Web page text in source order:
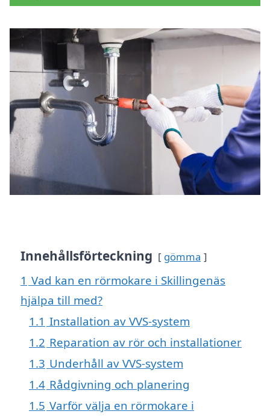
Innehållsförteckning gömma
1 Vad kan en rörmokare i Skillingenäs
hjälpa till med?
1.1 Installation av VVS-system
1.2 Reparation av rör och installationer
1.3 Underhåll av VVS-system
1.4 Rådgivning och planering
1.5 Varför välja en rörmokare i